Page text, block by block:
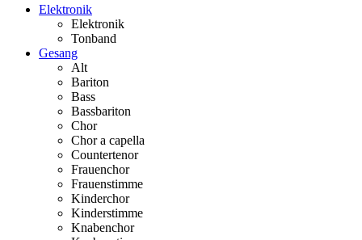
Elektronik
Elektronik
Tonband
Gesang
Alt
Bariton
Bass
Bassbariton
Chor
Chor a capella
Countertenor
Frauenchor
Frauenstimme
Kinderchor
Kinderstimme
Knabenchor